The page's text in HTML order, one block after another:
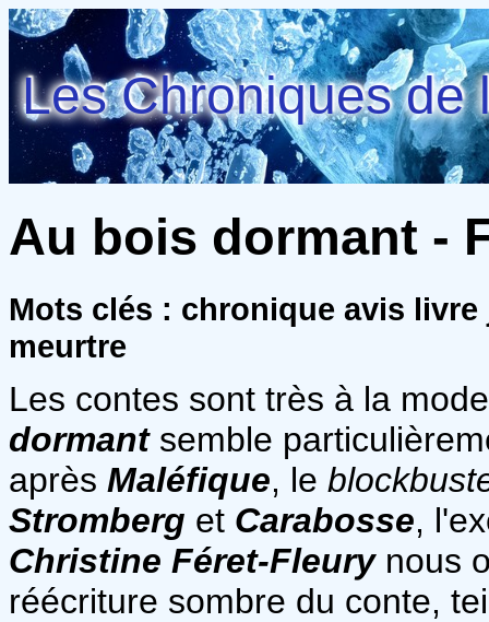
Les Chroniques de
Au bois dormant -
Mots clés : chronique avis
meurtre
Les contes sont très à la
dormantsemble
après Maléfique, le
Stromberg et Carabosse,
Christine Féret-Fleurynous
réécriture sombre du conte,